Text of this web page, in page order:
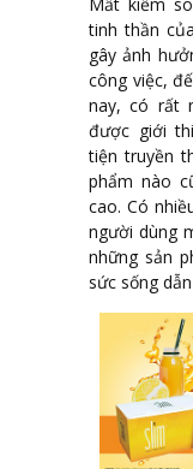
tinh thần
gây ảnh
công việc,
nay, có rất
được giới
tiện truyền
phẩm nào
cao. Có
người dùng
những sản
sức sống